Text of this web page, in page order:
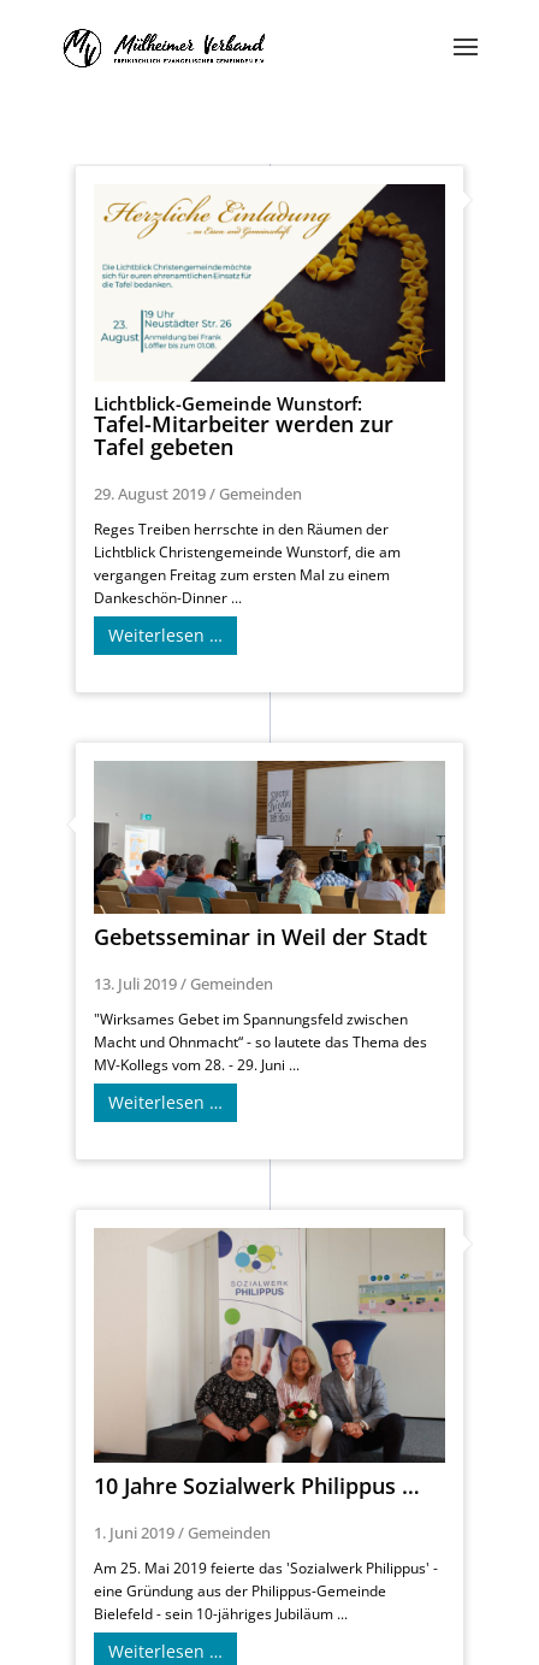
Lichtblick-Gemeinde Wunstorf:
Tafel-Mitarbeiter werden zur
Tafel gebeten
29. August 2019/ Gemeinden
Reges Treiben herrschte in den Räumen der
Lichtblick Christengemeinde Wunstorf, die am
vergangen Freitag zum ersten Mal zu einem
Dankeschön-Dinner ...
Weiterlesen …
Gebetsseminar in Weil der Stadt
13. Juli 2019/ Gemeinden
"Wirksames Gebet im Spannungsfeld zwischen
Macht und Ohnmacht“ - so lautete das Thema des
MV-Kollegs vom 28. - 29. Juni ...
Weiterlesen …
10 Jahre Sozialwerk Philippus …
1. Juni 2019/ Gemeinden
Am 25. Mai 2019 feierte das 'Sozialwerk Philippus' -
eine Gründung aus der Philippus-Gemeinde
Bielefeld - sein 10-jähriges Jubiläum ...
Weiterlesen …